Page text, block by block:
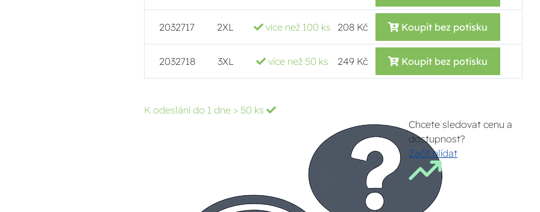
2032717 2XL více než 100 ks 208 Kč Koupit bez potisku
2032718 3XL více než 50 ks 249 Kč Koupit bez potisku
K odeslání do 1 dne > 50 ks
Chcete sledovat cenu a
dostupnost?
Začít hlídat